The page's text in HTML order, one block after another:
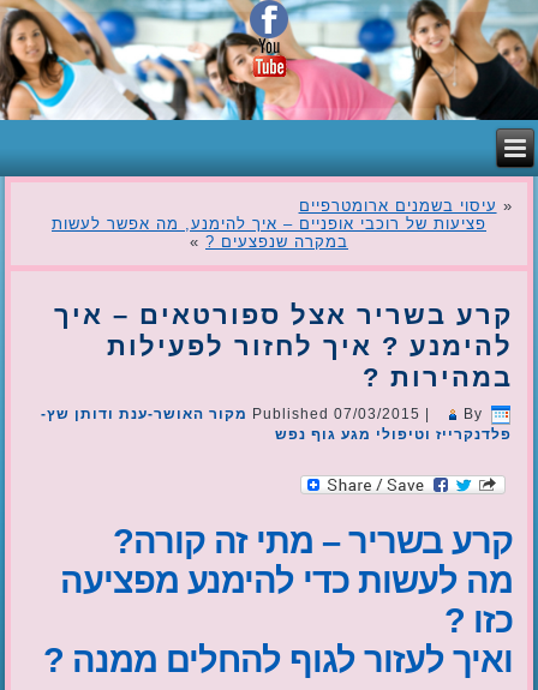
« עיסוי בשמנים ארומטרפיים
פציעות של רוכבי אופניים – איך להימנע, מה אפשר לעשות
במקרה שנפצעים ? »
קרע בשריר אצל ספורטאים – איך
להימנע ? איך לחזור לפעילות
במהירות ?
Published 07/03/2015 By
מקור האושר-ענת ודותן שץ-
פלדנקרייז וטיפולי מגע גוף נפש
קרע בשריר – מתי זה קורה?
מה לעשות כדי להימנע מפציעה
כזו ?
ואיך לעזור לגוף להחלים ממנה ?